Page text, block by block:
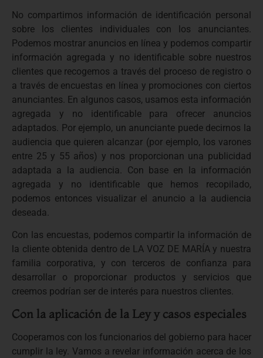
No compartimos información de identificación personal
sobre los clientes individuales con los anunciantes.
Podemos mostrar anuncios en línea y podemos compartir
información agregada y no identificable sobre nuestros
clientes que recogemos a través del proceso de registro o
a través de encuestas en línea y promociones con ciertos
anunciantes. En algunos casos, usamos esta información
agregada y no identificable para ofrecer anuncios
adaptados. Por ejemplo, un anunciante puede decirnos la
audiencia que quieren alcanzar (por ejemplo, los varones
entre 25 y 55 años) y nos proporcionan una publicidad
adaptada a la audiencia. Con base en la información
agregada y no identificable que hemos recopilado,
podemos entonces visualizar el anuncio a la audiencia
deseada.
Con las encuestas, podemos compartir la información de
la cliente obtenida dentro de LA VOZ DE MARÍA y nuestra
familia corporativa, y con terceros de confianza para
desarrollar o proporcionar productos y servicios que
creemos podrían ser de interés para nuestros clientes.
Con la aplicación de la Ley y casos especiales
Cooperamos con los funcionarios del gobierno para hacer
cumplir la ley. Vamos a revelar información acerca de los